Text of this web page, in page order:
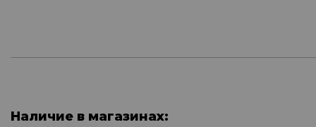
Наличие в магазинах: